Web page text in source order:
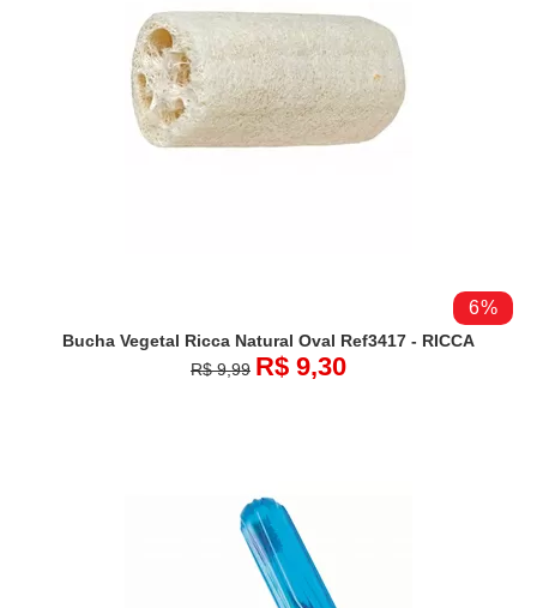
6%
Bucha Vegetal Ricca Natural Oval Ref3417 - RICCA
R$ 9,99 R$ 9,30